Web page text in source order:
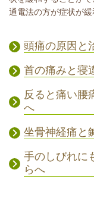
通電法の方が症状が緩
頭痛の原因と
首の痛みと寝
反ると痛い腰
へ
坐骨神経痛と
手のしびれに
らへ